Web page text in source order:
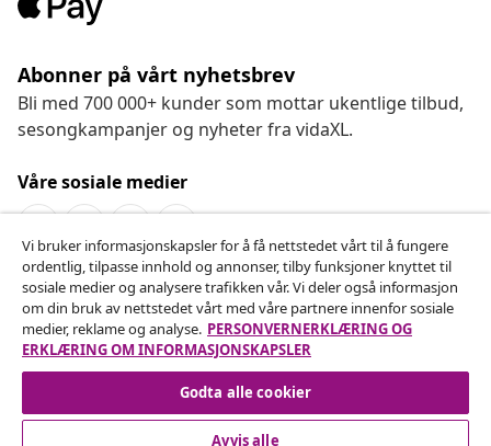
Abonner på vårt nyhetsbrev
Bli med 700 000+ kunder som mottar ukentlige tilbud,
sesongkampanjer og nyheter fra vidaXL.
Våre sosiale medier
Angre på kontrakten
Send inn en angrerett for bestillingen din.
Angre på kontrakten
Vi bruker informasjonskapsler for å få nettstedet vårt til å fungere
ordentlig, tilpasse innhold og annonser, tilby funksjoner knyttet til
sosiale medier og analysere trafikken vår. Vi deler også informasjon
om din bruk av nettstedet vårt med våre partnere innenfor sosiale
medier, reklame og analyse. PERSONVERNERKLÆRING OG
ERKLÆRING OM INFORMASJONSKAPSLER
Godta alle cookier
Avvis alle